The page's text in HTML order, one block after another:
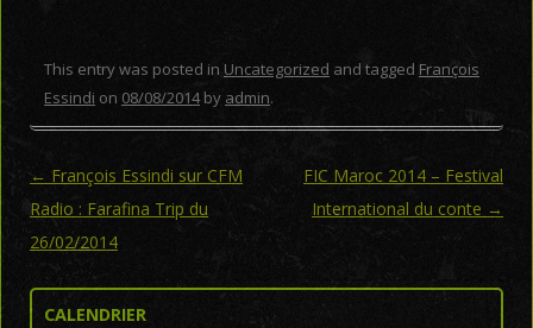
This entry was posted in Uncategorized and tagged François
Essindi on 08/08/2014by admin.
Post navigation
← François Essindi sur CFM
Radio : Farafina Trip du
26/02/2014
FIC Maroc 2014 – Festival
International du conte →
CALENDRIER